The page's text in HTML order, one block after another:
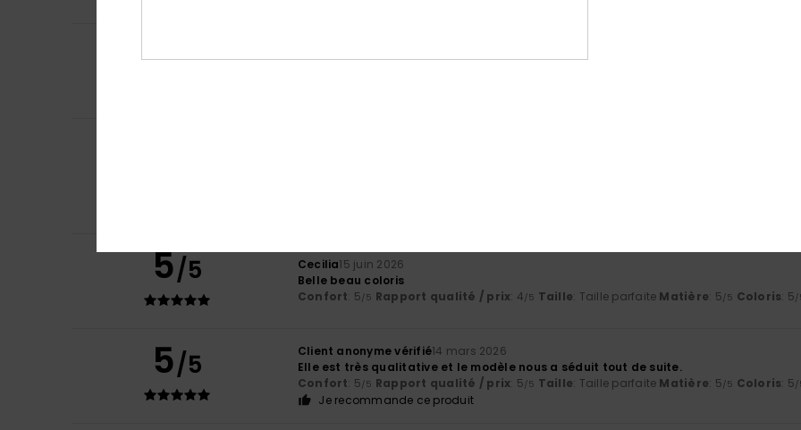
4/5
Très beau produit, belle coupe.
5/5 Cecilia15 juin 2026
Belle beau coloris
Confort: 5/5 Rapport qualité / prix: 4/5 Taille: Taille parfaite Matière: 5/5 Coloris: 5/
5/5 Client anonyme vérifié14 mars 2026
Elle est très qualitative et le modèle nous a séduit tout de suite.
Confort: 5/5 Rapport qualité / prix: 5/5 Taille: Taille parfaite Matière: 5/5 Coloris: 5/
Je recommande ce produit